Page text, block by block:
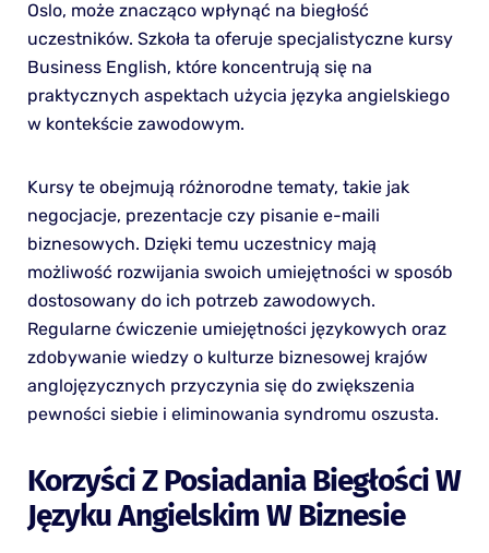
Oslo, może znacząco wpłynąć na biegłość
uczestników. Szkoła ta oferuje specjalistyczne kursy
Business English, które koncentrują się na
praktycznych aspektach użycia języka angielskiego
w kontekście zawodowym.
Kursy te obejmują różnorodne tematy, takie jak
negocjacje, prezentacje czy pisanie e-maili
biznesowych. Dzięki temu uczestnicy mają
możliwość rozwijania swoich umiejętności w sposób
dostosowany do ich potrzeb zawodowych.
Regularne ćwiczenie umiejętności językowych oraz
zdobywanie wiedzy o kulturze biznesowej krajów
anglojęzycznych przyczynia się do zwiększenia
pewności siebie i eliminowania syndromu oszusta.
Korzyści Z Posiadania Biegłości W
Języku Angielskim W Biznesie